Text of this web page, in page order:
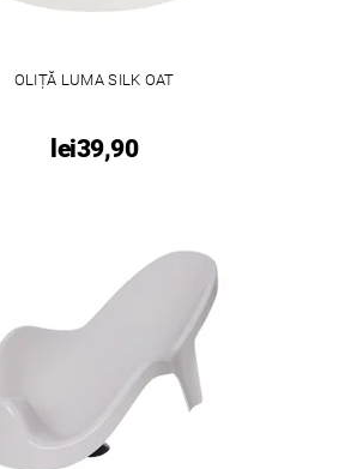
OLIȚĂ LUMA SILK OAT
lei39,90